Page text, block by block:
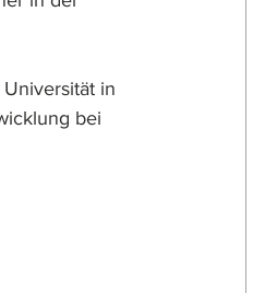
in
bei